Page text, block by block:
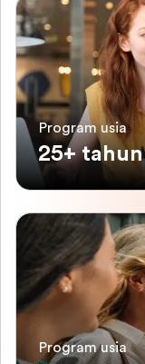
Program usia
25+ tahun
Program usia